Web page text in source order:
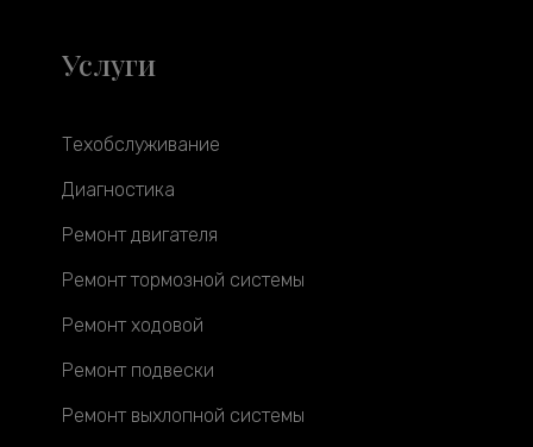
Услуги
Техобслуживание
Диагностика
Ремонт двигателя
Ремонт тормозной системы
Ремонт ходовой
Ремонт подвески
Ремонт выхлопной системы